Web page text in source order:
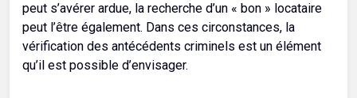
peut s’avérer ardue, la recherche d’un « bon » locataire
peut l’être également. Dans ces circonstances, la
vérification des antécédents criminels est un élément
qu’il est possible d’envisager.